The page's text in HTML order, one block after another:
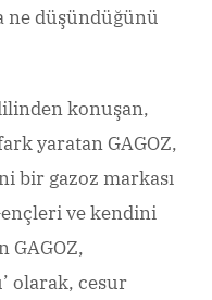
ne düşündüğünü
konuşan,
yaratan GAGOZ,
bir gazoz markası
ve kendini
GAGOZ,
olarak, cesur